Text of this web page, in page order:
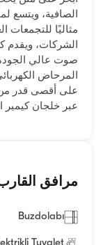
مثاليًا للتجمعات
الشركات،
صوت عالي الجودة
المرحاض
على أقصى قدر من
عبر خلجان كيمير
مرافق
Buzdolabı